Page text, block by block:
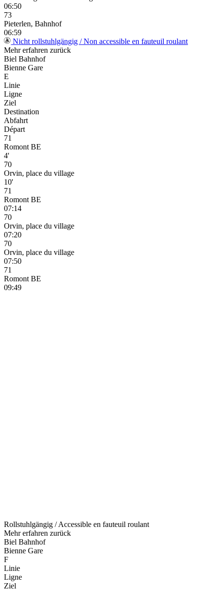
06:50
73
Pieterlen, Bahnhof
06:59
Nicht rollstuhlgängig / Non accessible en fauteuil roulant
Mehr erfahren zurück
Biel Bahnhof
Bienne Gare
E
Linie
Ligne
Ziel
Destination
Abfahrt
Départ
71
Romont BE
4'
70
Orvin, place du village
10'
71
Romont BE
07:14
70
Orvin, place du village
07:20
70
Orvin, place du village
07:50
71
Romont BE
09:49
Rollstuhlgängig / Accessible en fauteuil roulant
Mehr erfahren zurück
Biel Bahnhof
Bienne Gare
F
Linie
Ligne
Ziel